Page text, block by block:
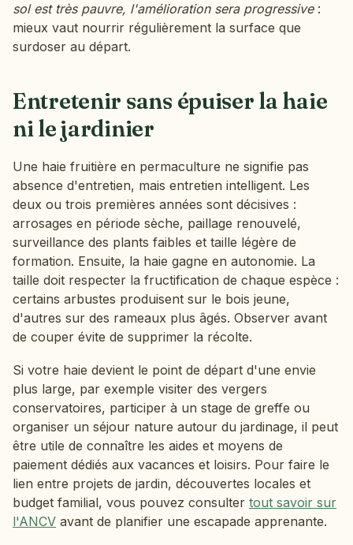
sol est très pauvre, l'amélioration sera progressive:
mieux vaut nourrir régulièrement la surface que
surdoser au départ.
Entretenir sans épuiser la haie
ni le jardinier
Une haie fruitière en permaculture ne signifie pas
absence d'entretien, mais entretien intelligent. Les
deux ou trois premières années sont décisives :
arrosages en période sèche, paillage renouvelé,
surveillance des plants faibles et taille légère de
formation. Ensuite, la haie gagne en autonomie. La
taille doit respecter la fructification de chaque espèce :
certains arbustes produisent sur le bois jeune,
d'autres sur des rameaux plus âgés. Observer avant
de couper évite de supprimer la récolte.
Si votre haie devient le point de départ d'une envie
plus large, par exemple visiter des vergers
conservatoires, participer à un stage de greffe ou
organiser un séjour nature autour du jardinage, il peut
être utile de connaître les aides et moyens de
paiement dédiés aux vacances et loisirs. Pour faire le
lien entre projets de jardin, découvertes locales et
budget familial, vous pouvez consulter tout savoir sur
l'ANCV avant de planifier une escapade apprenante.